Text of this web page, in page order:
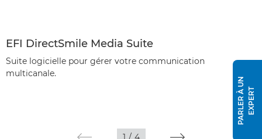
EFI DirectSmile Media Suite
Suite logicielle pour gérer votre communication
multicanale.
P
A
R
L
E
R
À
U
N
E
X
P
E
RT